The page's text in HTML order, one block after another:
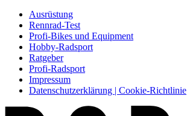
Ausrüstung
Rennrad-Test
Profi-Bikes und Equipment
Hobby-Radsport
Ratgeber
Profi-Radsport
Impressum
Datenschutzerklärung | Cookie-Richtlinie